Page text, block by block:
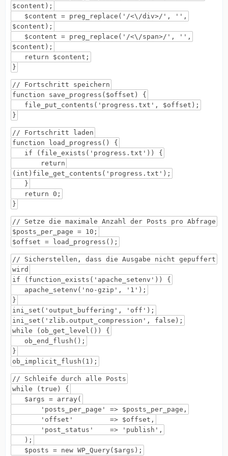
$content);
$content = preg_replace('/<\/div>/', '',
$content);
$content = preg_replace('/<\/span>/', '',
$content);
return $content;
}
// Fortschritt speichern
function save_progress($offset) {
file_put_contents('progress.txt', $offset);
}
// Fortschritt laden
function load_progress() {
if (file_exists('progress.txt')) {
return
(int)file_get_contents('progress.txt');
}
return 0;
}
// Setze die maximale Anzahl der Posts pro Abfrage
$posts_per_page = 10;
$offset = load_progress();
// Sicherstellen, dass die Ausgabe nicht gepuffert
wird
if (function_exists('apache_setenv')) {
apache_setenv('no-gzip', '1');
}
ini_set('output_buffering', 'off');
ini_set('zlib.output_compression', false);
while (ob_get_level()) {
ob_end_flush();
}
ob_implicit_flush(1);
// Schleife durch alle Posts
while (true) {
$args = array(
'posts_per_page' => $posts_per_page,
'offset' => $offset,
'post_status' => 'publish',
);
$posts = new WP_Query($args);